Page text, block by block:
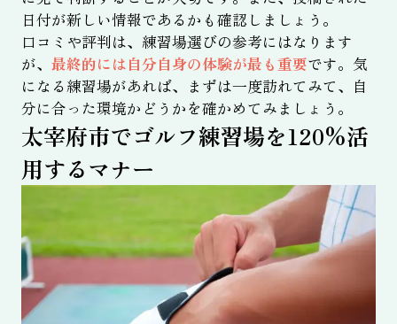
日付が新しい情報であるかも確認しましょう。
口コミや評判は、練習場選びの参考にはなります
が、 最終的には自分自身の体験が最も重要です。気
になる練習場があれば、まずは一度訪れてみて、自
分に合った環境かどうかを確かめてみましょう。
太宰府市でゴルフ練習場を120%活
用するマナー